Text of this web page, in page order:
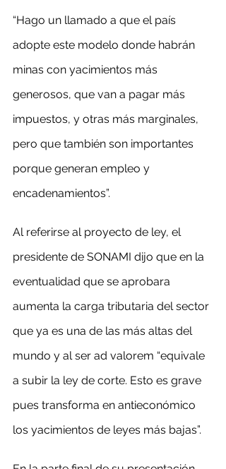
“Hago un llamado a que el país
adopte este modelo donde habrán
minas con yacimientos más
generosos, que van a pagar más
impuestos, y otras más marginales,
pero que también son importantes
porque generan empleo y
encadenamientos”.
Al referirse al proyecto de ley, el
presidente de SONAMI dijo que en la
eventualidad que se aprobara
aumenta la carga tributaria del sector
que ya es una de las más altas del
mundo y al ser ad valorem “equivale
a subir la ley de corte. Esto es grave
pues transforma en antieconómico
los yacimientos de leyes más bajas”.